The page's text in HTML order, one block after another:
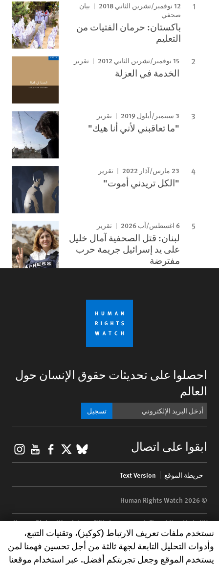
12 نوفمبر/تشرين الثاني 2018
بيان
صحفي
باكستان: حرمان الفتيات من
التعليم
15 نوفمبر/تشرين الثاني 2012 تقرير
الخدمة في العزلة
3 سبتمبر/أيلول 2019 تقرير
"ما تعاقبني لأني أنا هيك"
23 مارس/آذار 2022 تقرير
"الكل تريدني أموت"
6 اغسطس/آب 2026 تقرير
لبنان: قتل الصحفية آمال خليل
على يد إسرائيل جريمة حرب
مفترضة
احصلوا على تحديثات حقوق الإنسان حول
العالم
تسجيل
ابقوا على اتصال BlueSky
X
menu
خريطة الموقع Text Version
© 2026 Human Rights Watch
Human Rights Watch| 350 Fifth Avenue, 34th Floor | New York,NY
10118-3299 USA|t 1.212.290.4700
Human Rights Watchis a 501(C)(3) nonprofit registered in the US
under EIN: 13-2875808
Human Rights Watch cookie preferences
نستخدم ملفات تعريف الارتباط (كوكيز)، وتقنيات التتبع،
وأدوات التحليل التابعة لجهة ثالثة من أجل تحسين فهمنا لمن
يستخدم الموقع وجعل تجربتكم أفضل. عبر استخدام موقعنا